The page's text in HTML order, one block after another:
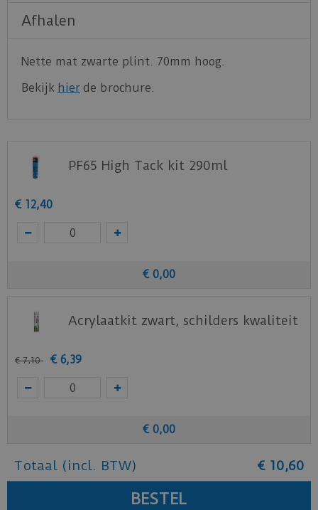
Afhalen
Nette mat zwarte plint. 70mm hoog.
Bekijk hier de brochure.
PF65 High Tack kit 290ml
€ 12,40
€ 0,00
Acrylaatkit zwart, schilders kwaliteit
€ 7,10 € 6,39
€ 0,00
Totaal (incl. BTW) € 10,60